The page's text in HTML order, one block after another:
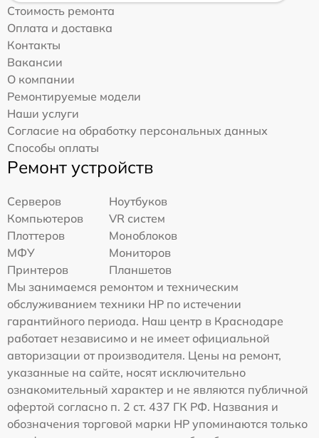
Стоимость ремонта
Оплата и доставка
Контакты
Вакансии
О компании
Ремонтируемые модели
Наши услуги
Согласие на обработку персональных данных
Способы оплаты
Ремонт устройств
Серверов
Ноутбуков
Компьютеров
VR систем
Плоттеров
Моноблоков
МФУ
Мониторов
Принтеров
Планшетов
Мы занимаемся ремонтом и техническим
обслуживанием техники HP по истечении
гарантийного периода. Наш центр в Краснодаре
работает независимо и не имеет официальной
авторизации от производителя. Цены на ремонт,
указанные на сайте, носят исключительно
ознакомительный характер и не являются публичной
офертой согласно п. 2 ст. 437 ГК РФ. Названия и
обозначения торговой марки HP упоминаются только